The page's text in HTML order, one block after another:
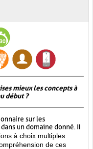
mieux les concepts à
début ?
sur les
un domaine donné. Il
à choix multiples
de ces